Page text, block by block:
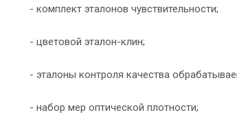
- комплект эталонов чувствительности;
- цветовой эталон-клин;
- эталоны контроля качества
- набор мер оптической плотности;